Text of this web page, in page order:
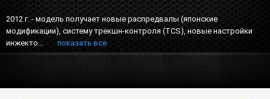
Наши контакты
+7 (924) 381-18-18
+7 (910) 684-44-88
info@мотопластик.рф
2012 г. - модель получает новые распредвалы (японские
модификации), систему трекшн-контроля (TCS), новые настройки
инжекто...
показать все